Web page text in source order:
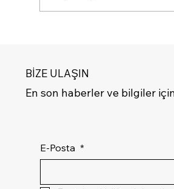
BİZE ULAŞIN
En son haberler ve bilgiler
E-Posta *